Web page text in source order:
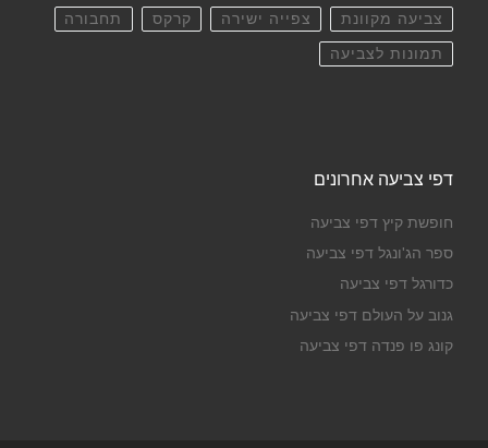
צביעה מקוונת צפייה ישירה קרקס תחבורה
תמונות לצביעה
דפי צביעה אחרונים
חופשת קיץ דפי צביעה
ספר הג'ונגל דפי צביעה
כדורגל דפי צביעה
גנוב על העולם דפי צביעה
קונג פו פנדה דפי צביעה